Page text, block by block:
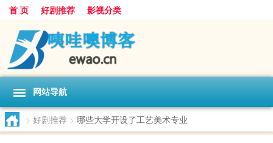
首 页 好剧推荐 影视分类
网站导航
> 好剧推荐 > 哪些大学开设了工艺美术专业